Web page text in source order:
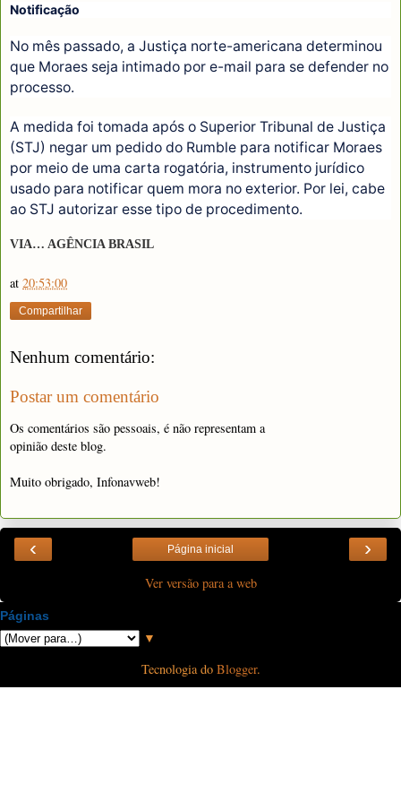
Notificação
No mês passado, a Justiça norte-americana determinou
que Moraes seja intimado por e-mail para se defender no
processo.
A medida foi tomada após o Superior Tribunal de Justiça
(STJ) negar um pedido do Rumble para notificar Moraes
por meio de uma carta rogatória, instrumento jurídico
usado para notificar quem mora no exterior. Por lei, cabe
ao STJ autorizar esse tipo de procedimento.
VIA… AGÊNCIA BRASIL
at 20:53:00
Compartilhar
Nenhum comentário:
Postar um comentário
Os comentários são pessoais, é não representam a
opinião deste blog.
Muito obrigado, Infonavweb!
‹ ›
Página inicial
Ver versão para a web
Páginas
▼
Tecnologia do Blogger.